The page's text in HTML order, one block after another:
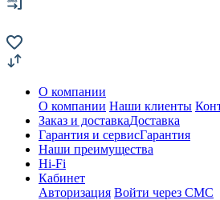
О компании
О компании Наши клиенты
Заказ и доставкаДоставка
Гарантия и сервисГарантия
Наши преимущества
Hi-Fi
Кабинет
Авторизация Войти через СМС